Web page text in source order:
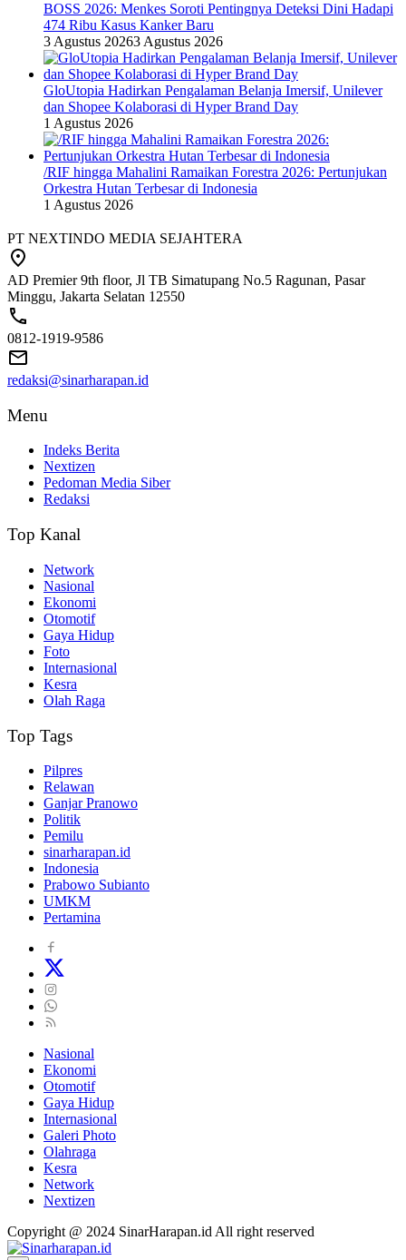
BOSS 2026: Menkes Soroti Pentingnya Deteksi Dini Hadapi
474 Ribu Kasus Kanker Baru
3 Agustus 20263 Agustus 2026
GloUtopia Hadirkan Pengalaman Belanja Imersif, Unilever
dan Shopee Kolaborasi di Hyper Brand Day
1 Agustus 2026
/RIF hingga Mahalini Ramaikan Forestra 2026: Pertunjukan
Orkestra Hutan Terbesar di Indonesia
1 Agustus 2026
PT NEXTINDO MEDIA SEJAHTERA
AD Premier 9th floor, Jl TB Simatupang No.5 Ragunan, Pasar
Minggu, Jakarta Selatan 12550
0812-1919-9586
redaksi@sinarharapan.id
Menu
Indeks Berita
Nextizen
Pedoman Media Siber
Redaksi
Top Kanal
Network
Nasional
Ekonomi
Otomotif
Gaya Hidup
Foto
Internasional
Kesra
Olah Raga
Top Tags
Pilpres
Relawan
Ganjar Pranowo
Politik
Pemilu
sinarharapan.id
Indonesia
Prabowo Subianto
UMKM
Pertamina
Nasional
Ekonomi
Otomotif
Gaya Hidup
Internasional
Galeri Photo
Olahraga
Kesra
Network
Nextizen
Copyright @ 2024 SinarHarapan.id All right reserved